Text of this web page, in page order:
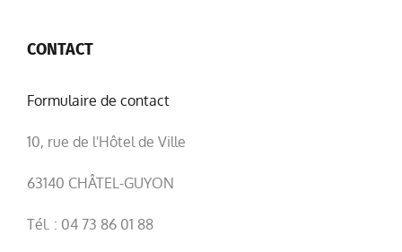
CONTACT
Formulaire de contact
10, rue de l'Hôtel de Ville
63140 CHÂTEL-GUYON
Tél. : 04 73 86 01 88